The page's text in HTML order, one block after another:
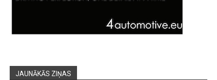
JAUNĀKĀS ZIŅAS